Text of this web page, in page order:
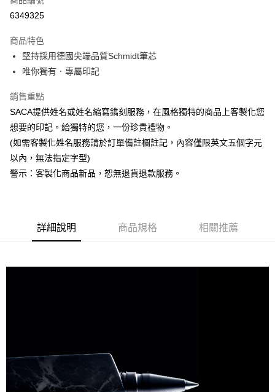
超商取貨付款
運送方式
每筆NT$60，滿NT$850(含以上)免運費
每筆NT$60，滿NT$850(含以上)免運費
宅配
每筆NT$60，滿NT$850(含以上)免運費
6349325
商品特色
堅持採用德國尖端品質Schmidt筆芯
唯你獨有．專屬印記
銷售重點
SACA提供姓名或姓名縮寫鐫刻服務，在風格獨特的商品上客製化您
想要的印記。給獨特的您，一份珍貴禮物。
(如需客製化姓名服務請於訂單備註欄註記，內容僅限英文五個字元
以內，無法指定字型)
警示：客製化商品新品，恕無退貨退款服務。
詳細說明 商品規格 相關推薦